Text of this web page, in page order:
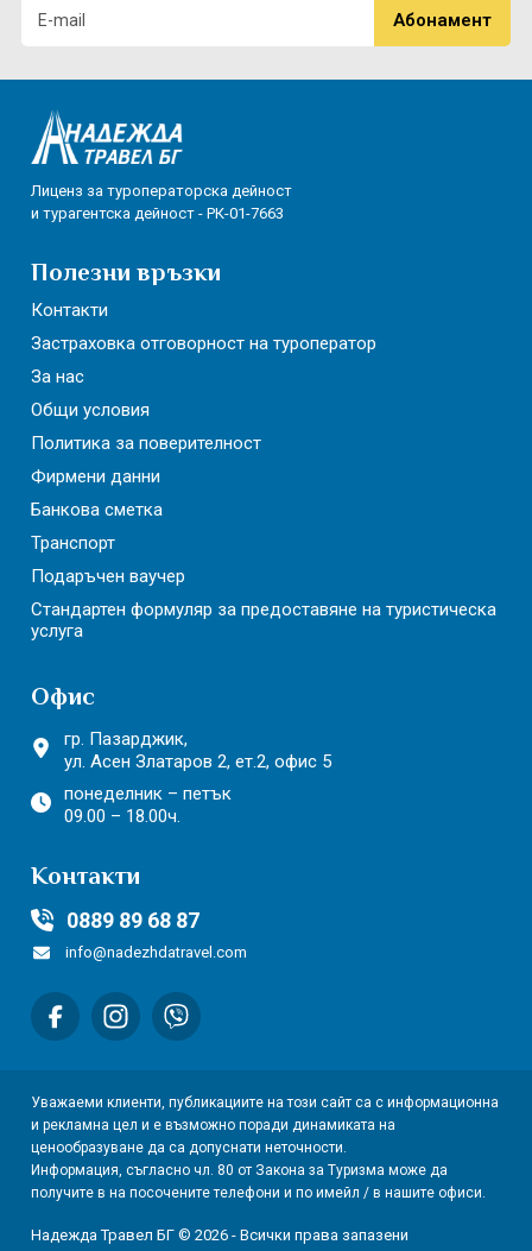
Лиценз за туроператорска дейност
и турагентска дейност - РК-01-7663
Полезни връзки
Контакти
Застраховка отговорност на туроператор
За нас
Общи условия
Политика за поверителност
Фирмени данни
Банкова сметка
Транспорт
Подаръчен ваучер
Стандартен формуляр за предоставяне на туристическа
услуга
Офис
гр. Пазарджик,
ул. Асен Златаров 2, ет.2, офис 5
понеделник – петък
09.00 – 18.00ч.
Контакти
0889 89 68 87
info@nadezhdatravel.com
Уважаеми клиенти, публикациите на този сайт са с информационна
и рекламна цел и е възможно поради динамиката на
ценообразуване да са допуснати неточности.
Информация, съгласно чл. 80 от Закона за Туризма може да
получите в на посочените телефони и по имейл / в нашите офиси.
Надежда Травел БГ © 2026 - Всички права запазени